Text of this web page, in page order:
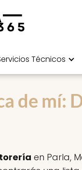
Técnicos
de mí:
en Parla,